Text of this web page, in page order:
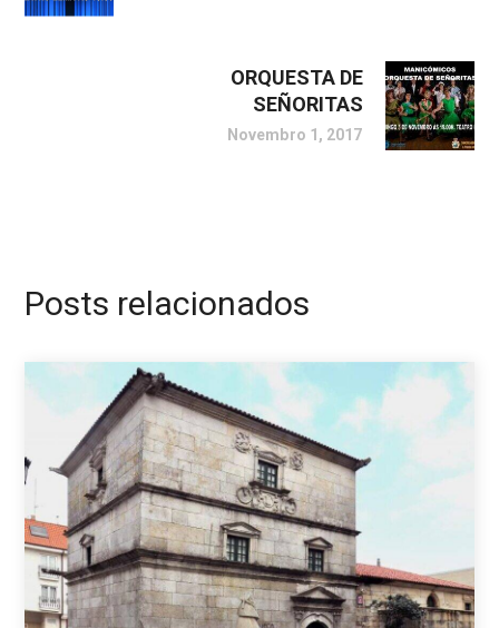
ORQUESTA DE
SEÑORITAS
Novembro 1, 2017
Posts relacionados